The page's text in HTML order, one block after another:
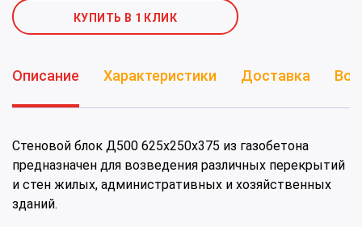
КУПИТЬ В 1 КЛИК
Описание Характеристики Доставка
Стеновой блок Д500 625х250х375 из газобетона
предназначен для возведения различных перекрытий
и стен жилых, административных и хозяйственных
зданий.